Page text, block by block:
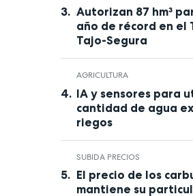
Autorizan 87 hm³
año de récord en el
Tajo-Segura
AGRICULTURA
IA y sensores para
cantidad de agua
riegos
SUBIDA PRECIOS
El precio de los
mantiene su